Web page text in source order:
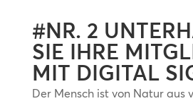
#NR. 2
SIE IHRE
MIT DIGITAL
Der Mensch ist von Natur aus